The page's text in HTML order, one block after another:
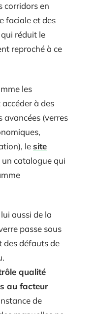
corridors en
faciale et des
réduit le
reproché à ce
les
à des
avancées (verres
lesite
catalogue qui
aussi de la
passe sous
des défauts de
qualité
au facteur
de